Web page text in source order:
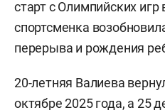
старт с Олимпийских
спортсменка
перерыва и рождения
20-летняя Валиева
октябре 2025 года, а 25